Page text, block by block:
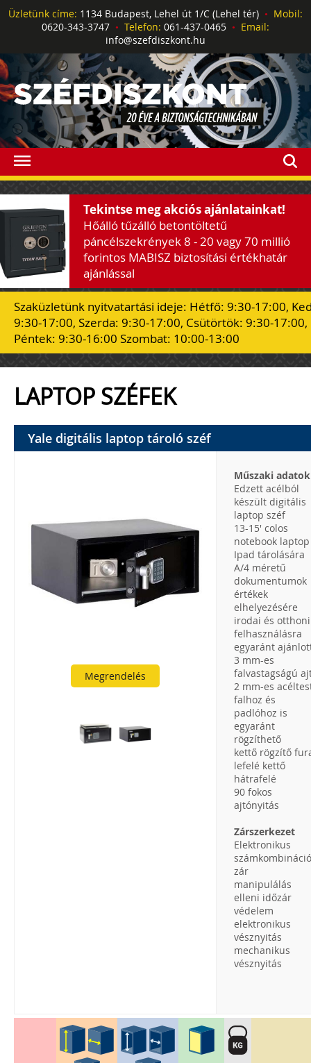
Üzletünk címe: 1134 Budapest, Lehel út 1/C (Lehel tér) • Mobil:
0620-343-3747 • Telefon: 061-437-0465 • Email:
info@szefdiszkont.hu
Tekintse meg akciós ajánlatainkat!
Hőálló tűzálló betontöltetű
páncélszekrények 8 - 20 vagy 70 millió
forintos MABISZ biztosítási értékhatár
ajánlással
Szaküzletünk nyitvatartási ideje: Hétfő: 9:30-17:00,
9:30-17:00, Szerda: 9:30-17:00, Csütörtök: 9:30-17:00,
Péntek: 9:30-16:00 Szombat: 10:00-13:00
LAPTOP SZÉFEK
Yale digitális laptop tároló széf
Megrendelés
Műszaki adatok
Edzett acélból
készült digitális
laptop széf
13-15' colos
notebook laptop
Ipad tárolására
A/4 méretű
dokumentumok
értékek
elhelyezésére
irodai és otthoni
felhasználásra
egyaránt
3 mm-es
falvastagságú
2 mm-es
falhoz és
padlóhoz is
egyaránt
rögzíthető
kettő rögzítő
lefelé kettő
hátrafelé
90 fokos
ajtónyitás
Zárszerkezet
Elektronikus
zár
manipulálás
elleni időzár
védelem
elektronikus
vésznyitás
mechanikus
vésznyitás